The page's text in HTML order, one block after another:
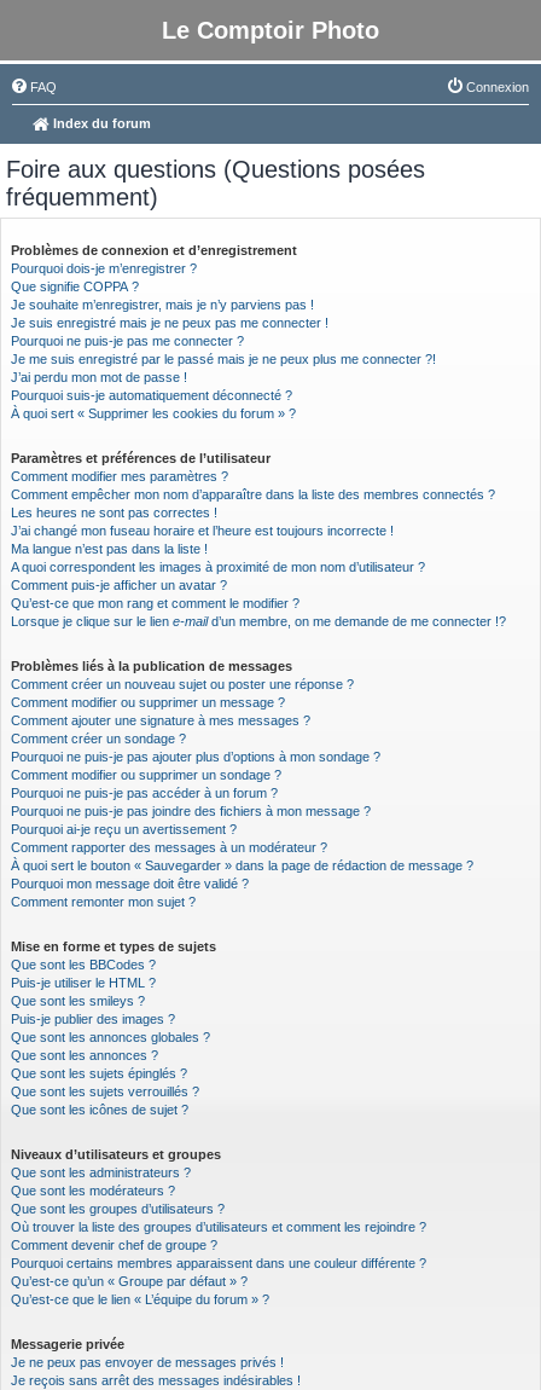
Le Comptoir Photo
FAQ Connexion
Index du forum
Foire aux questions (Questions posées
fréquemment)
Problèmes de connexion et d’enregistrement
Pourquoi dois-je m’enregistrer ?
Que signifie COPPA ?
Je souhaite m’enregistrer, mais je n’y parviens pas !
Je suis enregistré mais je ne peux pas me connecter !
Pourquoi ne puis-je pas me connecter ?
Je me suis enregistré par le passé mais je ne peux plus me connecter ?!
J’ai perdu mon mot de passe !
Pourquoi suis-je automatiquement déconnecté ?
À quoi sert « Supprimer les cookies du forum » ?
Paramètres et préférences de l’utilisateur
Comment modifier mes paramètres ?
Comment empêcher mon nom d’apparaître dans la liste des membres connectés ?
Les heures ne sont pas correctes !
J’ai changé mon fuseau horaire et l’heure est toujours incorrecte !
Ma langue n’est pas dans la liste !
A quoi correspondent les images à proximité de mon nom d’utilisateur ?
Comment puis-je afficher un avatar ?
Qu’est-ce que mon rang et comment le modifier ?
Lorsque je clique sur le lien e-maild’un membre, on me demande de me connecter !?
Problèmes liés à la publication de messages
Comment créer un nouveau sujet ou poster une réponse ?
Comment modifier ou supprimer un message ?
Comment ajouter une signature à mes messages ?
Comment créer un sondage ?
Pourquoi ne puis-je pas ajouter plus d’options à mon sondage ?
Comment modifier ou supprimer un sondage ?
Pourquoi ne puis-je pas accéder à un forum ?
Pourquoi ne puis-je pas joindre des fichiers à mon message ?
Pourquoi ai-je reçu un avertissement ?
Comment rapporter des messages à un modérateur ?
À quoi sert le bouton « Sauvegarder » dans la page de rédaction de message ?
Pourquoi mon message doit être validé ?
Comment remonter mon sujet ?
Mise en forme et types de sujets
Que sont les BBCodes ?
Puis-je utiliser le HTML ?
Que sont les smileys ?
Puis-je publier des images ?
Que sont les annonces globales ?
Que sont les annonces ?
Que sont les sujets épinglés ?
Que sont les sujets verrouillés ?
Que sont les icônes de sujet ?
Niveaux d’utilisateurs et groupes
Que sont les administrateurs ?
Que sont les modérateurs ?
Que sont les groupes d’utilisateurs ?
Où trouver la liste des groupes d’utilisateurs et comment les rejoindre ?
Comment devenir chef de groupe ?
Pourquoi certains membres apparaissent dans une couleur différente ?
Qu’est-ce qu’un « Groupe par défaut » ?
Qu’est-ce que le lien « L’équipe du forum » ?
Messagerie privée
Je ne peux pas envoyer de messages privés !
Je reçois sans arrêt des messages indésirables !